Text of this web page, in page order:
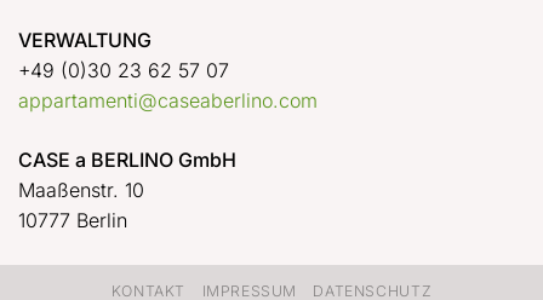
VERWALTUNG
+49 (0)30 23 62 57 07
appartamenti@caseaberlino.com
CASE a BERLINO GmbH
Maaßenstr. 10
10777 Berlin
KONTAKT IMPRESSUM DATENSCHUTZ